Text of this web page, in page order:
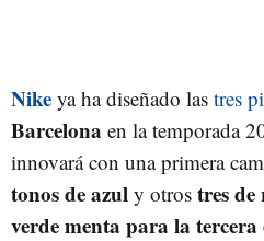
Nike ya ha diseñado las tres
Barcelona en la temporada
innovará con una primera
tonos de azul y otros tres de
verde menta para la